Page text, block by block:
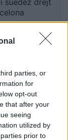
parties, or
for
opt-out
that after your
seeing
utilized by
prior to
suedez drejt
me
det dhe vdes